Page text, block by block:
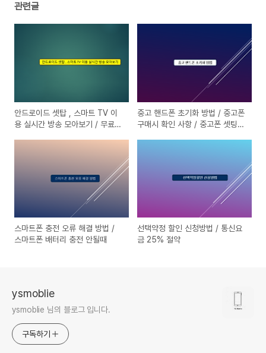
관련글
안드로이드 셋탑 , 스마트 TV 이
용 실시간 방송 모아보기 / 무료
중고 핸드폰 초기화 방법 / 중고폰
구매시 확인 사항 / 중고폰 셋팅방
스마트폰 충전 오류 해결 방법 /
스마트폰 배터리 충전 안될때
선택약정 할인 신청방법 / 통신요
금 25% 절약
ysmoblie
ysmoblie 님의 블로그 입니다.
구독하기